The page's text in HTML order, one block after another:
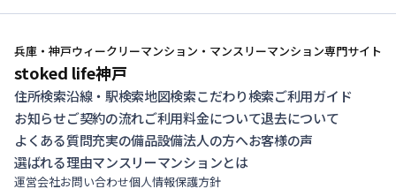
兵庫・神戸ウィークリーマンション・マンスリーマンション専門サイト
stoked life神戸
住所検索沿線・駅検索地図検索こだわり検索ご利用ガイド
お知らせご契約の流れご利用料金について退去について
よくある質問充実の備品設備法人の方へお客様の声
選ばれる理由マンスリーマンションとは
運営会社お問い合わせ個人情報保護方針